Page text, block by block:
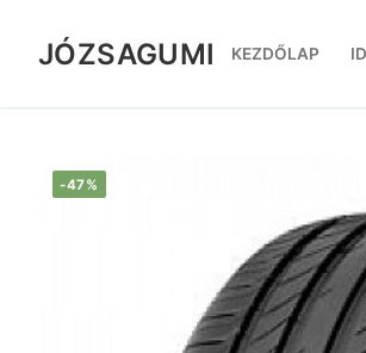
tartalomra
JÓZSAGUMI KEZDŐLAP
-47%